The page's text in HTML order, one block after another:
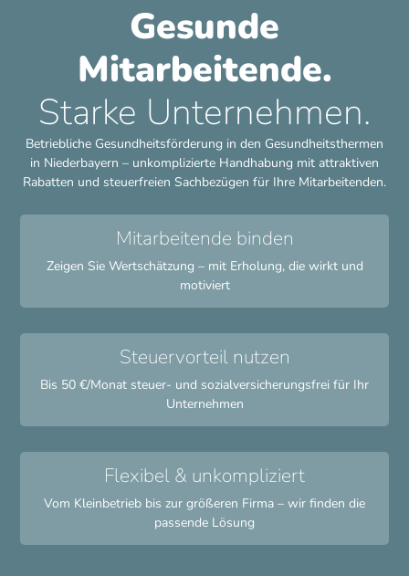
Gesunde
Mitarbeitende.
Starke Unternehmen.
Betriebliche Gesundheitsförderung in den Gesundheitsthermen
in Niederbayern – unkomplizierte Handhabung mit attraktiven
Rabatten und steuerfreien Sachbezügen für Ihre Mitarbeitenden.
Mitarbeitende binden
Zeigen Sie Wertschätzung – mit Erholung, die wirkt und
motiviert
Steuervorteil nutzen
Bis 50 €/Monat steuer- und sozialversicherungsfrei für Ihr
Unternehmen
Flexibel & unkompliziert
Vom Kleinbetrieb bis zur größeren Firma – wir finden die
passende Lösung